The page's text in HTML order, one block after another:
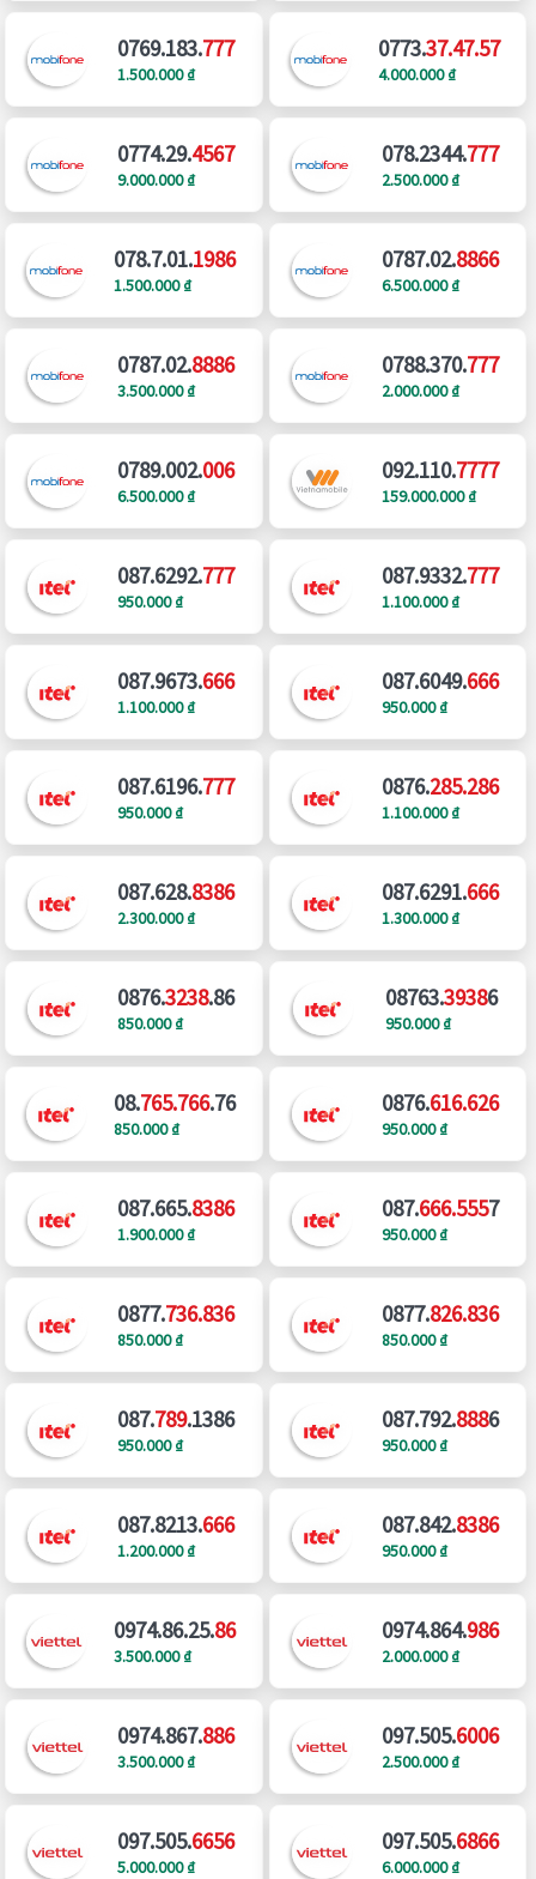
0769.183.777
1.500.000 ₫
0773.37.47.57
4.000.000 ₫
0774.29.4567
9.000.000 ₫
078.2344.777
2.500.000 ₫
078.7.01.1986
1.500.000 ₫
0787.02.8866
6.500.000 ₫
0787.02.8886
3.500.000 ₫
0788.370.777
2.000.000 ₫
0789.002.006
6.500.000 ₫
092.110.7777
159.000.000 ₫
087.6292.777
950.000 ₫
087.9332.777
1.100.000 ₫
087.9673.666
1.100.000 ₫
087.6049.666
950.000 ₫
087.6196.777
950.000 ₫
0876.285.286
1.100.000 ₫
087.628.8386
2.300.000 ₫
087.6291.666
1.300.000 ₫
0876.3238.86
850.000 ₫
08763.39386
950.000 ₫
08.765.766.76
850.000 ₫
0876.616.626
950.000 ₫
087.665.8386
1.900.000 ₫
087.666.5557
950.000 ₫
0877.736.836
850.000 ₫
0877.826.836
850.000 ₫
087.789.1386
950.000 ₫
087.792.8886
950.000 ₫
087.8213.666
1.200.000 ₫
087.842.8386
950.000 ₫
0974.86.25.86
3.500.000 ₫
0974.864.986
2.000.000 ₫
0974.867.886
3.500.000 ₫
097.505.6006
2.500.000 ₫
097.505.6656
5.000.000 ₫
097.505.6866
6.000.000 ₫